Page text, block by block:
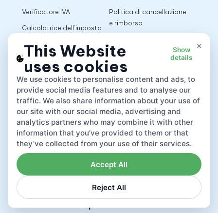
Verificatore IVA
Calcolatrice dell’imposta
Politica di cancellazione
e rimborso
App
×
This Website
uses cookies
Show
details
We use cookies to personalise content and ads, to
provide social media features and to analyse our
traffic. We also share information about your use of
our site with our social media, advertising and
analytics partners who may combine it with other
information that you’ve provided to them or that
they’ve collected from your use of their services.
Reject All
Accept All